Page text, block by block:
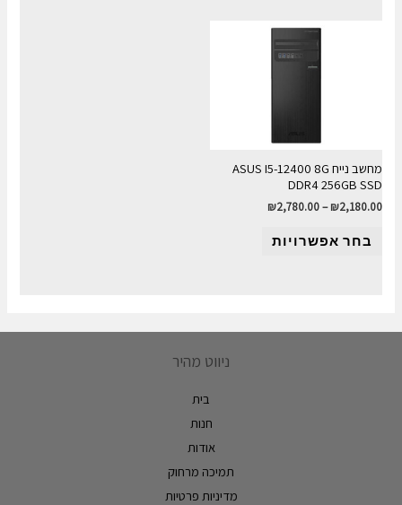
מחשב נייח ASUS I5-12400 8G
DDR4 256GB SSD
₪2,180.00
–
₪2,780.00
בחר אפשרויות
ניווט מהיר
בית
חנות
אודות
תמיכה מרחוק
מדיניות פרטיות